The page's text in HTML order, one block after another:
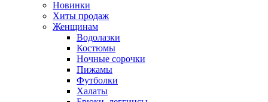
Новинки
Хиты продаж
Женщинам
Водолазки
Костюмы
Ночные сорочки
Пижамы
Футболки
Халаты